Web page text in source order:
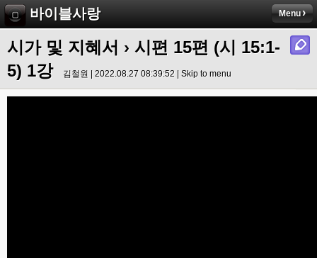
바이블사랑 Menu
시가 및 지혜서 › 시편 15편 (시 15:1-
5) 1강
김철원 | 2022.08.27 08:39:52 | Skip to menu